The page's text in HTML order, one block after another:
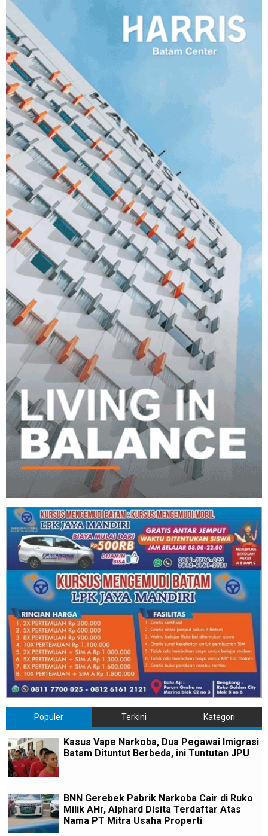
Populer Terkini Kategori
Kasus Vape Narkoba, Dua Pegawai Imigrasi
Batam Dituntut Berbeda, ini Tuntutan JPU
BNN Gerebek Pabrik Narkoba Cair di Ruko
Milik AHr, Alphard Disita Terdaftar Atas
Nama PT Mitra Usaha Properti